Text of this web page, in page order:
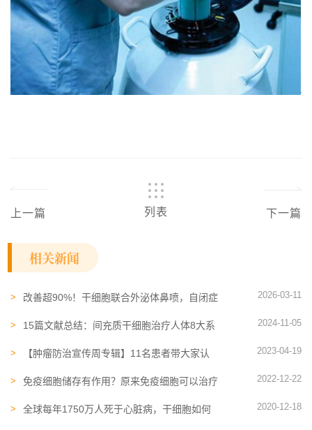
上一篇 列表 下一篇
相关新闻
改善超90%！干细胞联合外泌体鼻喷，自闭症
2026-03-11
15篇文献总结：间充质干细胞治疗人体8大系
2024-11-05
【肿瘤防治宣传周专辑】11名患者带大家认
2023-04-19
免疫细胞储存有作用？原来免疫细胞可以治疗
2022-12-22
全球每年1750万人死于心脏病，干细胞如何
2020-12-18